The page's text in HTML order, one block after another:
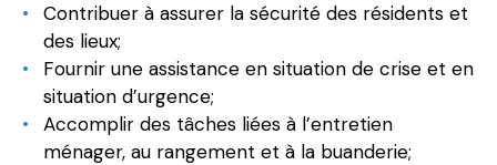
Contribuer à assurer la sécurité des résidents et
des lieux;
Fournir une assistance en situation de crise et en
situation d’urgence;
Accomplir des tâches liées à l’entretien
ménager, au rangement et à la buanderie;